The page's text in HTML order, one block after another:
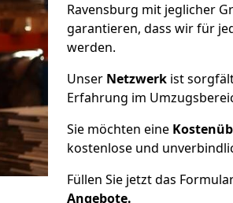
Ravensburg mit jeglicher
garantieren, dass wir für
werden.
Unser Netzwerk ist
Erfahrung im
Sie möchten eine
kostenlose und
Füllen Sie jetzt das
Angebote.